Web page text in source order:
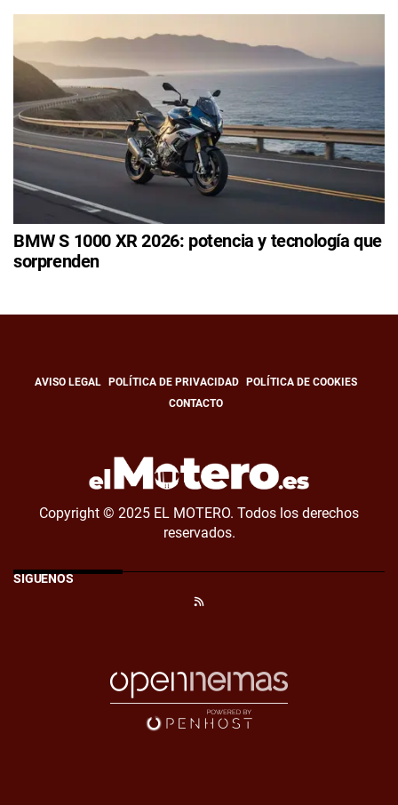
BMW S 1000 XR 2026: potencia y tecnología que
sorprenden
AVISO LEGAL POLÍTICA DE PRIVACIDAD
POLÍTICA DE COOKIES
CONTACTO
Copyright © 2025 EL MOTERO. Todos los derechos
reservados.
SÍGUENOS